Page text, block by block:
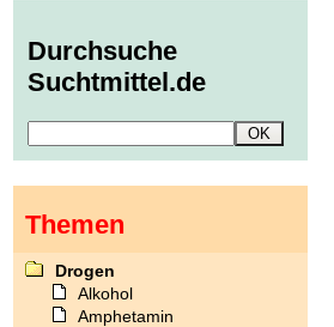
Durchsuche
Suchtmittel.de
Themen
Drogen
Alkohol
Amphetamin